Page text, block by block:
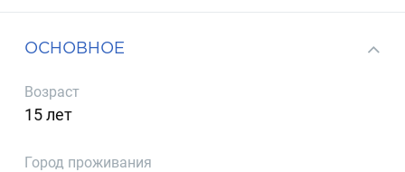
ОСНОВНОЕ
Возраст
15 лет
Город проживания